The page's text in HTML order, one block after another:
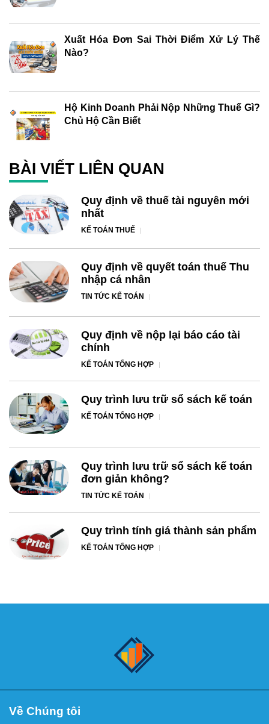
Xuất Hóa Đơn Sai Thời Điểm Xử Lý Thế
Nào?
Hộ Kinh Doanh Phải Nộp Những Thuế Gì?
Chủ Hộ Cần Biết
BÀI VIẾT LIÊN QUAN
Quy định về thuế tài nguyên mới
nhất
KẾ TOÁN THUẾ
Quy định về quyết toán thuế Thu
nhập cá nhân
TIN TỨC KẾ TOÁN
Quy định về nộp lại báo cáo tài
chính
KẾ TOÁN TỔNG HỢP
Quy trình lưu trữ sổ sách kế toán
KẾ TOÁN TỔNG HỢP
Quy trình lưu trữ sổ sách kế toán
đơn giản không?
TIN TỨC KẾ TOÁN
Quy trình tính giá thành sản phẩm
KẾ TOÁN TỔNG HỢP
Về Chúng tôi